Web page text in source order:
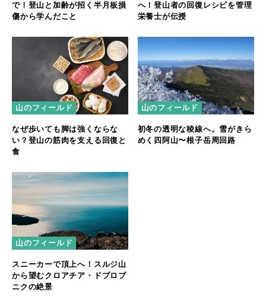
で！登山と加齢が招く半月板損
傷から学んだこと
へ！登山者の回復レシピを管理
栄養士が伝授
山のフィールド
なぜ歩いても脚は強くならな
い？登山の筋肉を支える回復と
食
山のフィールド
初冬の透明な稜線へ。雪がきら
めく四阿山〜根子岳周回路
山のフィールド
スニーカーで頂上へ！スルジ山
から望むクロアチア・ドブロブ
ニクの絶景